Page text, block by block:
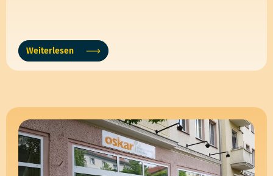
Weiterlesen